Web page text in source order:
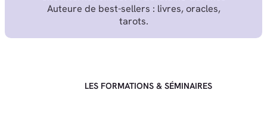
Auteure de best-sellers : livres, oracles,
tarots.
LES FORMATIONS & SÉMINAIRES